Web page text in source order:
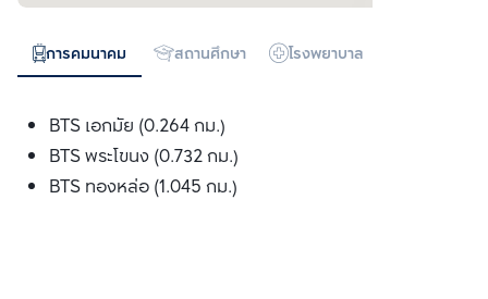
การคมนาคม สถานศึกษา โรงพยาบาล
BTS เอกมัย (0.264 กม.)
BTS พระโขนง (0.732 กม.)
BTS ทองหล่อ (1.045 กม.)